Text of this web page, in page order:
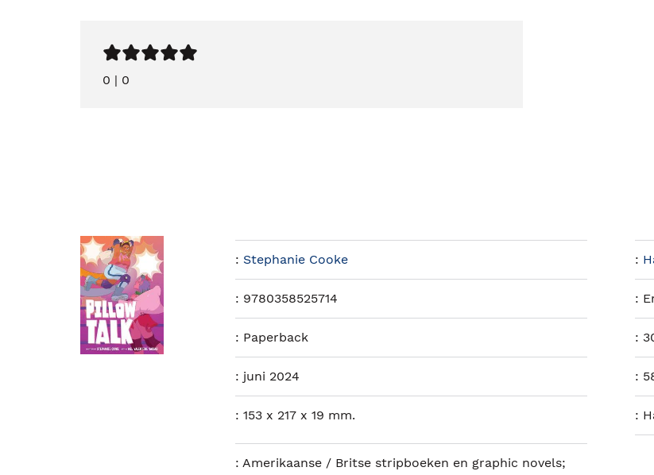
0 | 0
: Stephanie Cooke :
: 9780358525714 :
: Paperback :
: juni 2024 :
: 153 x 217 x 19 mm. :
: Amerikaanse / Britse stripboeken en graphic novels;